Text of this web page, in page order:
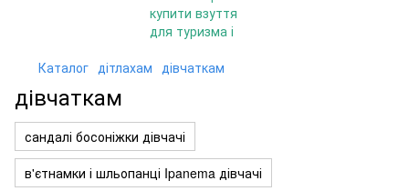
Каталог дітлахам дівчаткам
дівчаткам
сандалі босоніжки дівчачі
в'єтнамки і шльопанці Ipanema дівчачі